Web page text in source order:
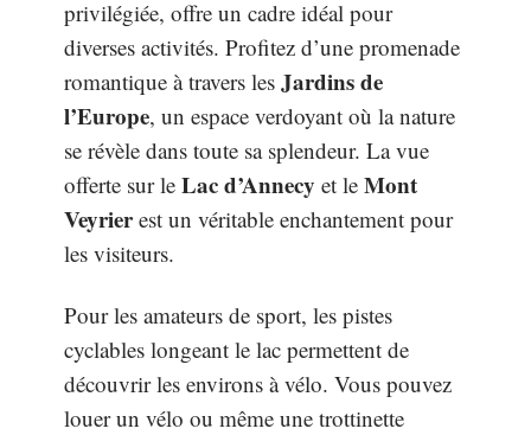
privilégiée, offre un cadre idéal pour
diverses activités. Profitez d’une promenade
romantique à travers les Jardins de
l’Europe, un espace verdoyant où la nature
se révèle dans toute sa splendeur. La vue
offerte sur le Lac d’Annecy et le Mont
Veyrierest un véritable enchantement pour
les visiteurs.
Pour les amateurs de sport, les pistes
cyclables longeant le lac permettent de
découvrir les environs à vélo. Vous pouvez
louer un vélo ou même une trottinette